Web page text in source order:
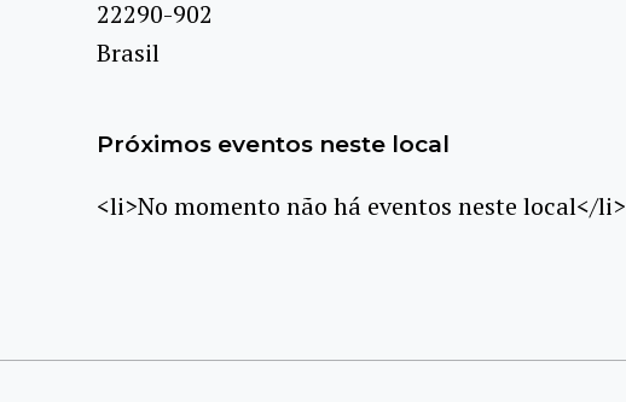
22290-902
Brasil
Próximos eventos neste local
<li>No momento não há eventos neste local</li>